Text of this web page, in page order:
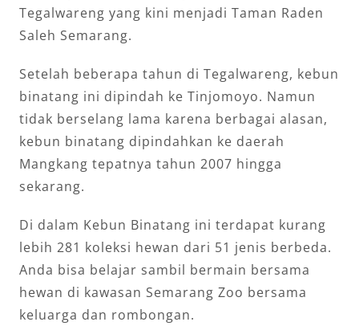
Tegalwareng yang kini menjadi Taman Raden
Saleh Semarang.
Setelah beberapa tahun di Tegalwareng, kebun
binatang ini dipindah ke Tinjomoyo. Namun
tidak berselang lama karena berbagai alasan,
kebun binatang dipindahkan ke daerah
Mangkang tepatnya tahun 2007 hingga
sekarang.
Di dalam Kebun Binatang ini terdapat kurang
lebih 281 koleksi hewan dari 51 jenis berbeda.
Anda bisa belajar sambil bermain bersama
hewan di kawasan Semarang Zoo bersama
keluarga dan rombongan.